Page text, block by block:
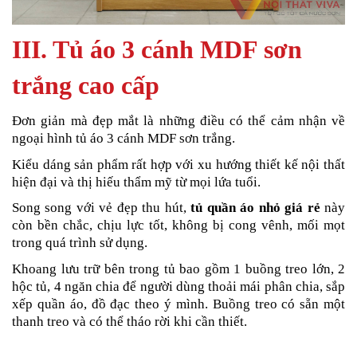
III. Tủ áo 3 cánh MDF sơn
trắng cao cấp
Đơn giản mà đẹp mắt là những điều có thể cảm nhận về
ngoại hình tủ áo 3 cánh MDF sơn trắng.
Kiểu dáng sản phẩm rất hợp với xu hướng thiết kế nội thất
hiện đại và thị hiếu thẩm mỹ từ mọi lứa tuổi.
Song song với vẻ đẹp thu hút,tủ quần áo nhỏ giá rẻ này
còn bền chắc, chịu lực tốt, không bị cong vênh, mối mọt
trong quá trình sử dụng.
Khoang lưu trữ bên trong tủ bao gồm 1 buồng treo lớn, 2
hộc tủ, 4 ngăn chia để người dùng thoải mái phân chia, sắp
xếp quần áo, đồ đạc theo ý mình. Buồng treo có sẵn một
thanh treo và có thể tháo rời khi cần thiết.